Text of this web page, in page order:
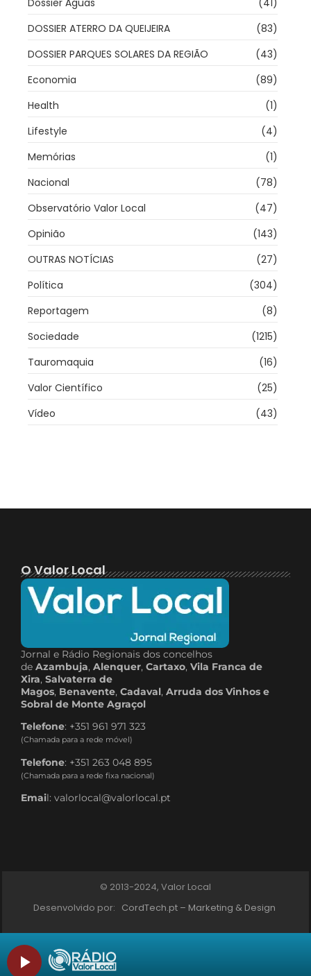
Dossier Águas
(41)
DOSSIER ATERRO DA QUEIJEIRA
(83)
DOSSIER PARQUES SOLARES DA REGIÃO
(43)
Economia
(89)
Health
(1)
Lifestyle
(4)
Memórias
(1)
Nacional
(78)
Observatório Valor Local
(47)
Opinião
(143)
OUTRAS NOTÍCIAS
(27)
Política
(304)
Reportagem
(8)
Sociedade
(1215)
Tauromaquia
(16)
Valor Científico
(25)
Vídeo
(43)
O Valor Local
Jornal e Rádio Regionais dos concelhos
de Azambuja, Alenquer, Cartaxo, Vila Franca de
Xira, Salvaterra de
Magos, Benavente, Cadaval, Arruda dos Vinhos e
Sobral de Monte Agraçol
Telefone: +351 961 971 323
(Chamada para a rede móvel)
Telefone: +351 263 048 895
(Chamada para a rede fixa nacional)
Email: valorlocal@valorlocal.pt
© 2013-2024, Valor Local
Desenvolvido por: CordTech.pt – Marketing & Design